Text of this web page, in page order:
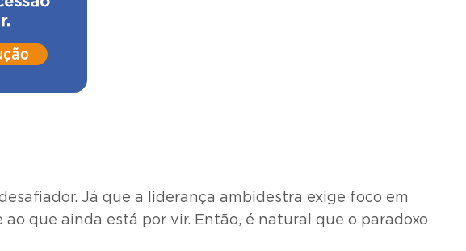
Já que a liderança ambidestra exige foco em
que ainda está por vir. Então, é natural que o paradoxo